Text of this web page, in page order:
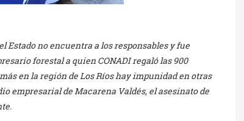
Estado no encuentra a los responsables y fue
forestal a quien CONADI regaló las 900
en la región de Los Ríos hay impunidad en otras
empresarial de Macarena Valdés, el asesinato de